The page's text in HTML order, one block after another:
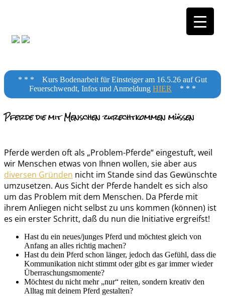
Horsemanship
Training
* * * Kurs Bodenarbeit für Einsteiger am 16.5.26 auf Gut
Feuerschwendt, Infos und Anmeldung HIER * * *
Pferde die mit Menschen zurechtkommen müssen
Pferde werden oft als „Problem-Pferde“ eingestuft, weil
wir Menschen etwas von Ihnen wollen, sie aber aus
diversen Gründen nicht im Stande sind das Gewünschte
umzusetzen. Aus Sicht der Pferde handelt es sich also
um das Problem mit dem Menschen. Da Pferde mit
ihrem Anliegen nicht selbst zu uns kommen (können) ist
es ein erster Schritt, daß du nun die Initiative ergreifst!
Hast du ein neues/junges Pferd und möchtest gleich von
Anfang an alles richtig machen?
Hast du dein Pferd schon länger, jedoch das Gefühl, dass die
Kommunikation nicht stimmt oder gibt es gar immer wieder
Überraschungsmomente?
Möchtest du nicht mehr „nur“ reiten, sondern kreativ den
Alltag mit deinem Pferd gestalten?